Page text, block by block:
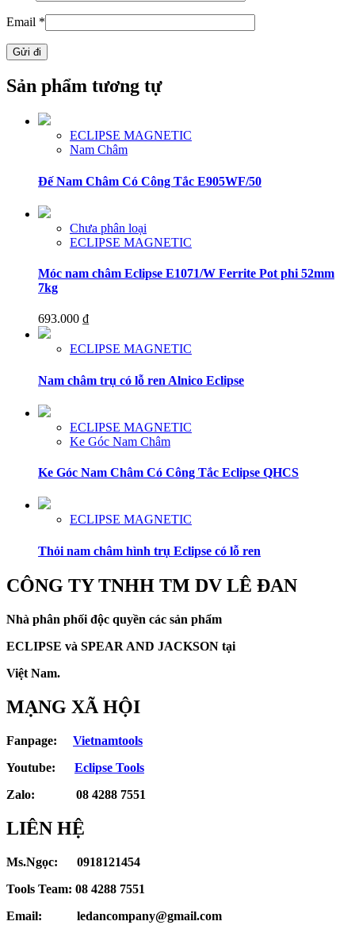
Email *
Sản phẩm tương tự
ECLIPSE MAGNETIC
Nam Châm
Đế Nam Châm Có Công Tắc E905WF/50
Chưa phân loại
ECLIPSE MAGNETIC
Móc nam châm Eclipse E1071/W Ferrite Pot phi 52mm
7kg
693.000 ₫
ECLIPSE MAGNETIC
Nam châm trụ có lỗ ren Alnico Eclipse
ECLIPSE MAGNETIC
Ke Góc Nam Châm
Ke Góc Nam Châm Có Công Tắc Eclipse QHCS
ECLIPSE MAGNETIC
Thỏi nam châm hình trụ Eclipse có lỗ ren
CÔNG TY TNHH TM DV LÊ ĐAN
Nhà phân phối độc quyền các sản phẩm
ECLIPSE và SPEAR AND JACKSON tại
Việt Nam.
MẠNG XÃ HỘI
Fanpage: Vietnamtools
Youtube: Eclipse Tools
Zalo: 08 4288 7551
LIÊN HỆ
Ms.Ngọc: 0918121454
Tools Team: 08 4288 7551
Email: ledancompany@gmail.com